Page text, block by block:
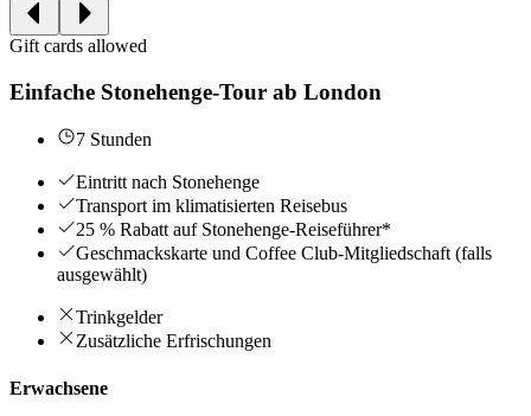
Gift cards allowed
Einfache Stonehenge-Tour ab London
7 Stunden
Eintritt nach Stonehenge
Transport im klimatisierten Reisebus
25 % Rabatt auf Stonehenge-Reiseführer*
Geschmackskarte und Coffee Club-Mitgliedschaft (falls
ausgewählt)
Trinkgelder
Zusätzliche Erfrischungen
Erwachsene